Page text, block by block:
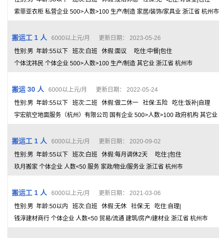
索菲亚衣柜 私营企业 500>人数>100 生产/制造 家居/装饰/家具业 浙江省 杭州市
搬运工 1 人
6000以上元/月 更新日期： 2023-05-26
性别:男 年龄:55以下 班次:白班 休假:面议 吃住:中餐|包住
个体沈祎民 个体企业 500>人数>100 生产/制造 其它业 浙江省 杭州市
搬运 30 人
6000以上元/月 更新日期： 2022-05-24
性别:男 年龄:55以下 班次:二班 休假:做二休一 社保:五险 吃住:饭补|自理
宇宏航空地面服务（杭州）有限公司 国有企业 500>人数>100 政府机构 其它
搬运工 1 人
6000以上元/月 更新日期： 2020-09-02
性别:男 年龄:55以下 班次:白班 休假:每月调休2天 吃住:|包住
玖月搬家 个体企业 人数<50 服务 家政/物业/服务业 浙江省 杭州市
搬运工 1 人
6000以上元/月 更新日期： 2021-03-06
性别:男 年龄:50以内 班次:白班 休假:无休 社保:无 吃住:自理|
钱淳建材商行 个体企业 人数<50 贸易/流通 建筑/房产/建材业 浙江省 杭州市